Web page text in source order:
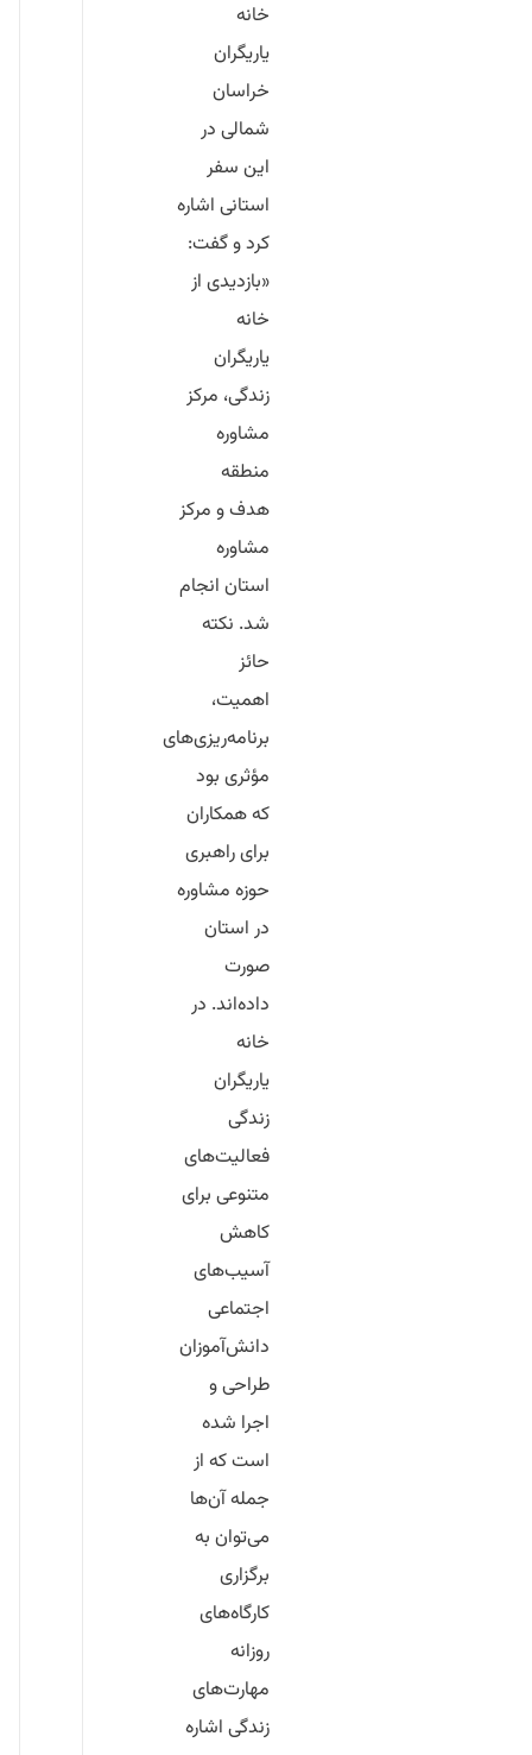
خانه
یاریگران
خراسان
شمالی در
این سفر
استانی اشاره
کرد و گفت:
«بازدیدی از
خانه
یاریگران
زندگی، مرکز
مشاوره
منطقه
هدف و مرکز
مشاوره
استان انجام
شد. نکته
حائز
اهمیت،
برنامه‌ریزی‌های
مؤثری بود
که همکاران
برای راهبری
حوزه مشاوره
در استان
صورت
داده‌اند. در
خانه
یاریگران
زندگی
فعالیت‌های
متنوعی برای
کاهش
آسیب‌های
اجتماعی
دانش‌آموزان
طراحی و
اجرا شده
است که از
جمله آن‌ها
می‌توان به
برگزاری
کارگاه‌های
روزانه
مهارت‌های
زندگی اشاره